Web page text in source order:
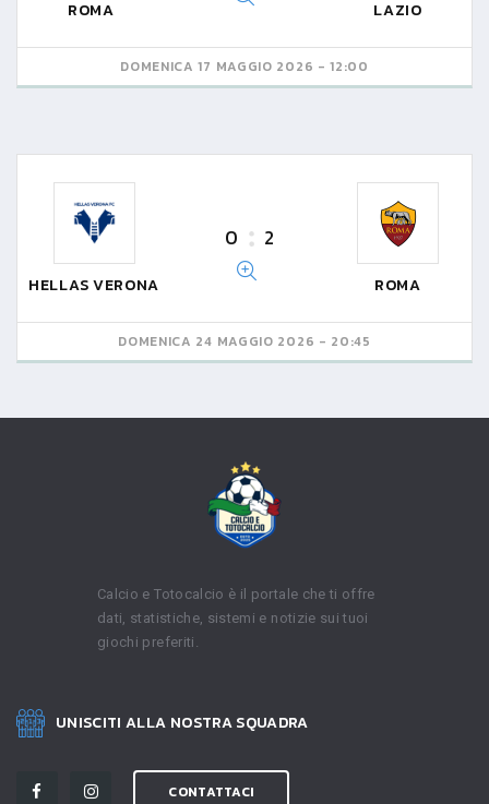
ROMA LAZIO
DOMENICA 17 MAGGIO 2026 - 12:00
HELLAS VERONA
0 2
ROMA
DOMENICA 24 MAGGIO 2026 - 20:45
Calcio e Totocalcio è il portale che ti offre
dati, statistiche, sistemi e notizie sui tuoi
giochi preferiti.
UNISCITI ALLA NOSTRA SQUADRA
CONTATTACI